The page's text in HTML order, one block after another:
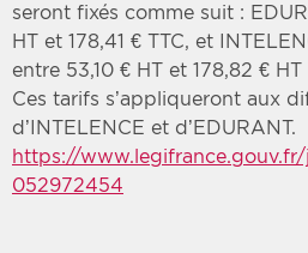
seront fixés comme suit :
HT et 178,41 € TTC, et
entre 53,10 € HT et 178,82 €
Ces tarifs s’appliqueront aux
d’INTELENCE et d’EDURANT.
https://
052972454